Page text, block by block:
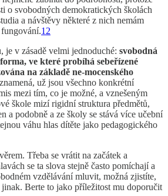
o svobodných demokratických školách
a návštěvy některé z nich nemám
12
je v zásadě velmi jednoduché: svobodná
ve které probíhá sebeřízené
na základě ne-mocenského
už jsou všechno konkrétní
mezi tím, co je možné, a vznešeným
škole mizí rigidní struktura předmětů,
a podobně a ze školy se stává více učební
váhu hlas dítěte jako pedagogického
Třeba se vrátit na začátek a
se ta slova stejně často pomíchají a
vzdělávání mluvit, možná zjistíte,
Berte to jako příležitost mu doporučit